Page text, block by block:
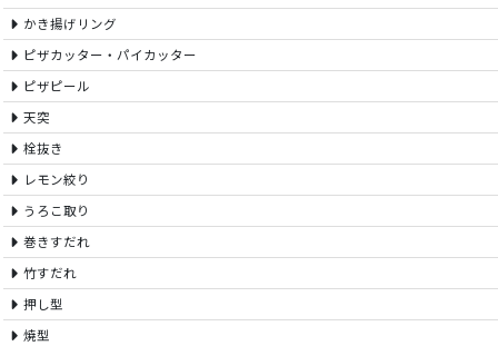
かき揚げリング
ピザカッター・パイカッター
ピザピール
天突
栓抜き
レモン絞り
うろこ取り
巻きすだれ
竹すだれ
押し型
焼型